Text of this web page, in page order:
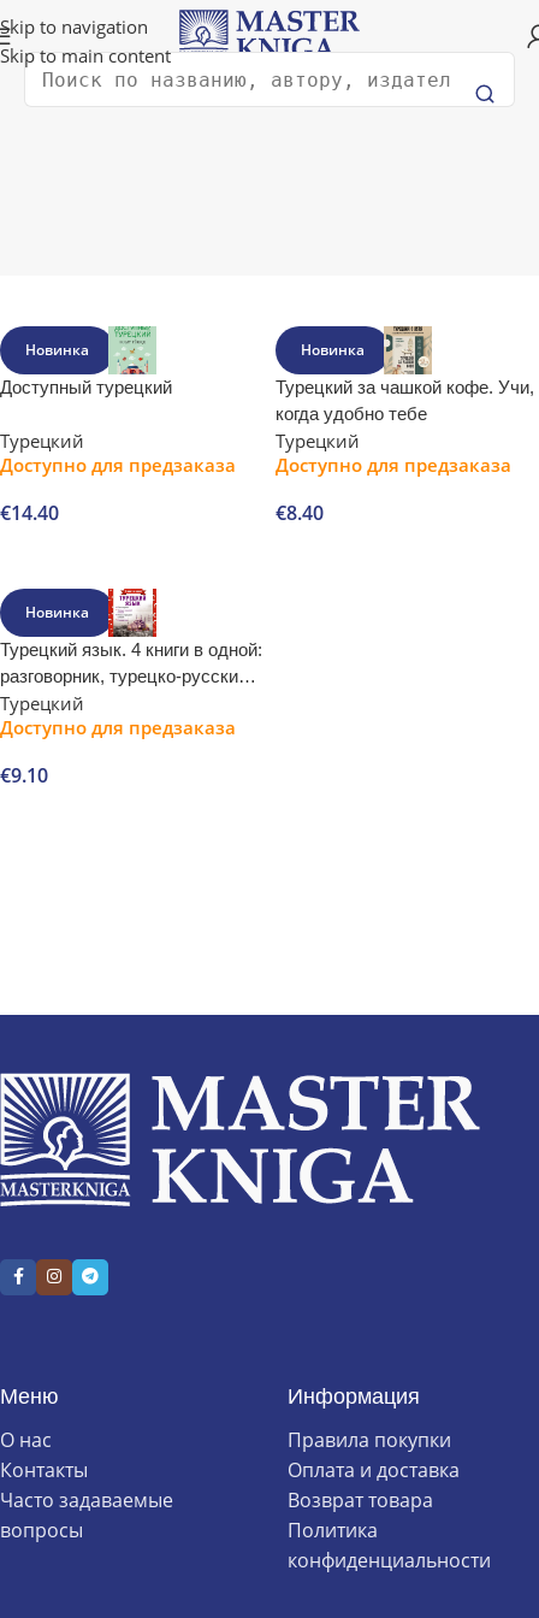
Skip to navigation
Skip to main content
Доставка в любую страну мира!
Поиск
Новинка
Доступный турецкий
Турецкий
Доступно для предзаказа
€14.40
Новинка
Турецкий за чашкой кофе. Учи,
когда удобно тебе
Турецкий
Доступно для предзаказа
€8.40
Новинка
Турецкий язык. 4 книги в одной:
разговорник, турецко-русский
словарь, русско-турецкий
словарь, грамматика
Турецкий
Доступно для предзаказа
€9.10
Меню
О нас
Контакты
Часто задаваемые
вопросы
Информация
Правила покупки
Оплата и доставка
Возврат товара
Политика
конфиденциальности